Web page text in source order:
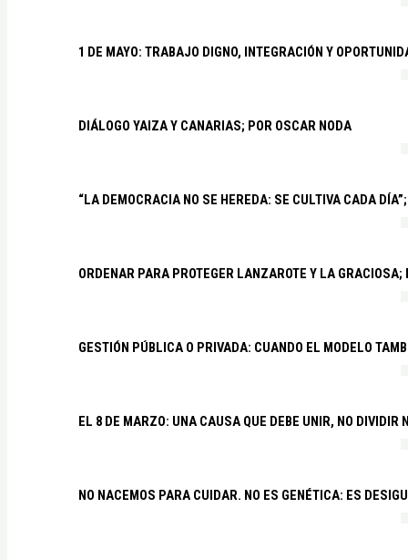
1 DE MAYO: TRABAJO DIGNO, INTEGRACIÓN Y
DIÁLOGO YAIZA Y CANARIAS; POR OSCAR NODA
“LA DEMOCRACIA NO SE HEREDA: SE CULTIVA CADA
ORDENAR PARA PROTEGER LANZAROTE Y LA
GESTIÓN PÚBLICA O PRIVADA: CUANDO EL MODELO
EL 8 DE MARZO: UNA CAUSA QUE DEBE UNIR, NO DIVIDIR
NO NACEMOS PARA CUIDAR. NO ES GENÉTICA: ES